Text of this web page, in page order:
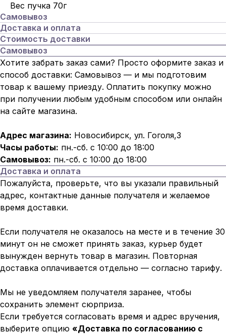
Вес пучка 70г
Самовывоз
Доставка и оплата
Стоимость доставки
Самовывоз
Хотите забрать заказ сами? Просто оформите заказ и
способ доставки: Самовывоз — и мы подготовим
товар к вашему приезду. Оплатить покупку можно
при получении любым удобным способом или онлайн
на сайте магазина.
Адрес магазина: Новосибирск, ул. Гоголя,3
Часы работы: пн.-сб. с 10:00 до 18:00
Самовывоз: пн.-сб. с 10:00 до 18:00
Доставка и оплата
Пожалуйста, проверьте, что вы указали правильный
адрес, контактные данные получателя и желаемое
время доставки.
Если получателя не оказалось на месте и в течение 30
минут он не сможет принять заказ, курьер будет
вынужден вернуть товар в магазин. Повторная
доставка оплачивается отдельно — согласно тарифу.
Мы не уведомляем получателя заранее, чтобы
сохранить элемент сюрприза.
Если требуется согласовать время и адрес вручения,
выберите опцию «Доставка по согласованию с